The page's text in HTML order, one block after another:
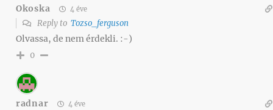
Okoska 4 éve
Reply to Tozso_ferguson
Olvassa, de nem érdekli. :-)
0
radnar 4 éve